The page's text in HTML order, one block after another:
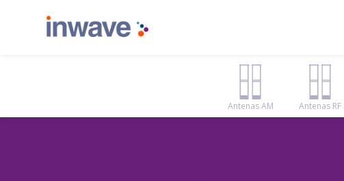
Antenas AM Antenas RF